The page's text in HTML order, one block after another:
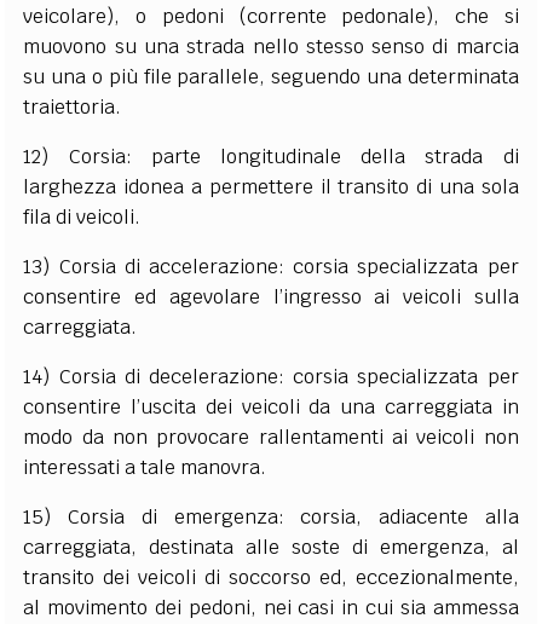
veicolare), o pedoni (corrente pedonale), che si
muovono su una strada nello stesso senso di marcia
su una o più file parallele, seguendo una determinata
traiettoria.
12) Corsia: parte longitudinale della strada di
larghezza idonea a permettere il transito di una sola
fila di veicoli.
13) Corsia di accelerazione: corsia specializzata per
consentire ed agevolare l’ingresso ai veicoli sulla
carreggiata.
14) Corsia di decelerazione: corsia specializzata per
consentire l’uscita dei veicoli da una carreggiata in
modo da non provocare rallentamenti ai veicoli non
interessati a tale manovra.
15) Corsia di emergenza: corsia, adiacente alla
carreggiata, destinata alle soste di emergenza, al
transito dei veicoli di soccorso ed, eccezionalmente,
al movimento dei pedoni, nei casi in cui sia ammessa